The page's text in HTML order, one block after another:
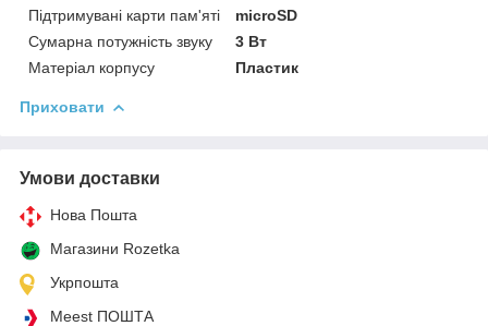
Підтримувані карти пам'яті
microSD
Сумарна потужність звуку
3 Вт
Матеріал корпусу
Пластик
Приховати
Умови доставки
Нова Пошта
Магазини Rozetka
Укрпошта
Meest ПОШТА